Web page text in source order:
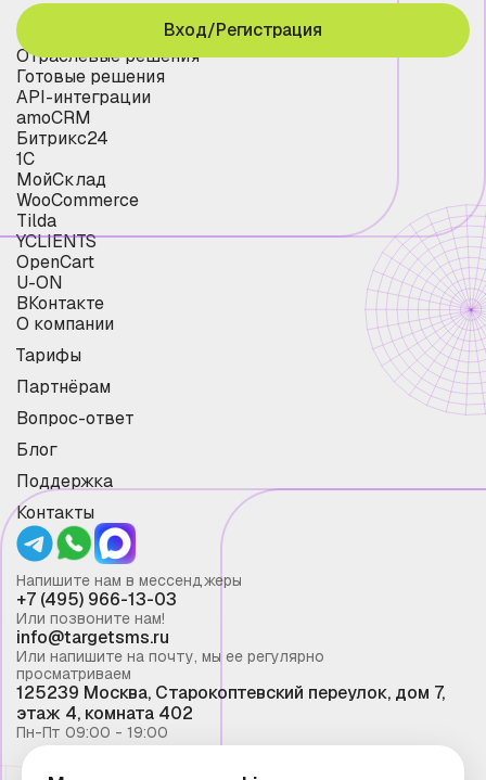
Отраслевые решения
Готовые решения
API-интеграции
amoCRM
Битрикс24
1С
МойСклад
WooCommerce
Tilda
YCLIENTS
OpenCart
U-ON
ВКонтакте
О компании
Тарифы
Партнёрам
Вопрос-ответ
Блог
Поддержка
Контакты
Вход/Регистрация
Напишите нам в мессенджеры
+7 (495) 966-13-03
Или позвоните нам!
info@targetsms.ru
Или напишите на почту, мы ее регулярно
просматриваем
125239 Москва, Старокоптевский переулок, дом 7,
этаж 4, комната 402
Пн-Пт 09:00 - 19:00